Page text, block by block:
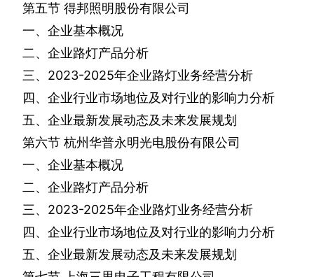
第五节 得邦照明股份有限公司
一、企业基本概况
二、企业路灯产品分析
三、 2023-2025年企业路灯业务经营分析
四、企业行业市场地位及对行业的影响力分析
五、企业最新发展动态及未来发展规划
第六节 杭州华普永明光电股份有限公司
一、企业基本概况
二、企业路灯产品分析
三、 2023-2025年企业路灯业务经营分析
四、企业行业市场地位及对行业的影响力分析
五、企业最新发展动态及未来发展规划